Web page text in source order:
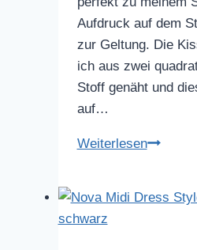
Aufdruck auf dem
zur Geltung. Die
ich aus zwei
Stoff genäht und
auf…
WeiterlesenSeemann